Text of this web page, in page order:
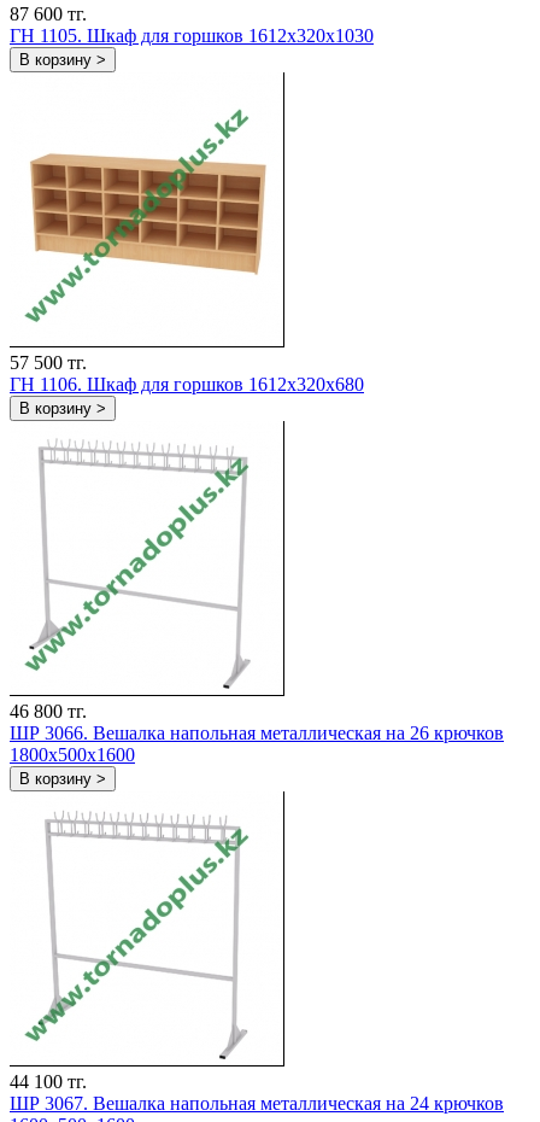
87 600 тг.
ГН 1105. Шкаф для горшков 1612x320x1030
В корзину >
57 500 тг.
ГН 1106. Шкаф для горшков 1612x320x680
В корзину >
46 800 тг.
ШР 3066. Вешалка напольная металлическая на 26 крючков
1800х500х1600
В корзину >
44 100 тг.
ШР 3067. Вешалка напольная металлическая на 24 крючков